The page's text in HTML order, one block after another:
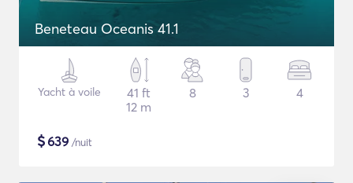
Beneteau Oceanis 41.1
Yacht à voile
41 ft
12 m
8 3 4
$639 /nuit